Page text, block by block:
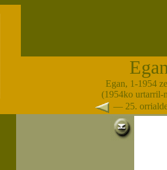
Egan, 1-1954
(1954ko urtarril-
— 25.